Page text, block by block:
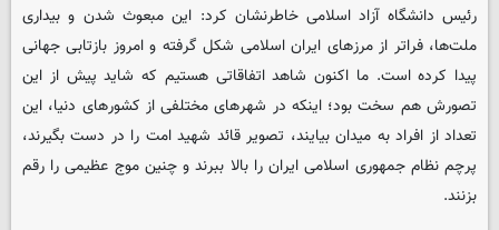
رئیس دانشگاه آزاد اسلامی خاطرنشان کرد: این مبعوث شدن و بیداری
ملت‌ها، فراتر از مرزهای ایران اسلامی شکل گرفته و امروز بازتابی جهانی
پیدا کرده است. ما اکنون شاهد اتفاقاتی هستیم که شاید پیش از این
تصورش هم سخت بود؛ اینکه در شهرهای مختلفی از کشورهای دنیا، این
تعداد از افراد به میدان بیایند، تصویر قائد شهید امت را در دست بگیرند،
پرچم نظام جمهوری اسلامی ایران را بالا ببرند و چنین موج عظیمی را رقم
بزنند.